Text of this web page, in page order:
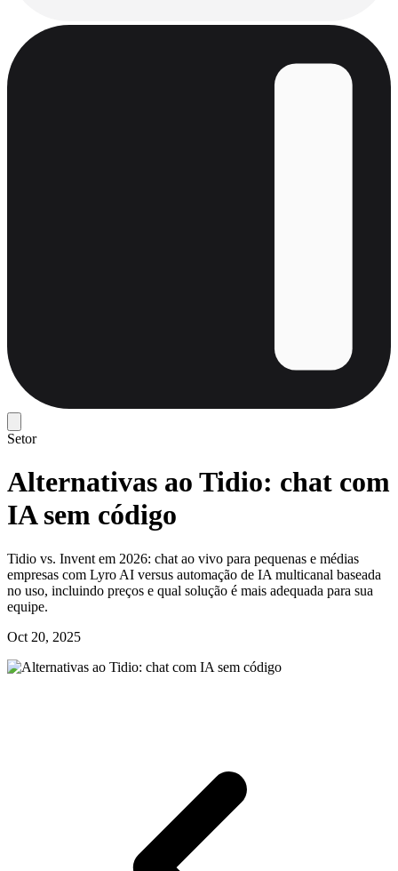
Setor
Alternativas ao Tidio: chat com
IA sem código
Tidio vs. Invent em 2026: chat ao vivo para pequenas e médias
empresas com Lyro AI versus automação de IA multicanal baseada
no uso, incluindo preços e qual solução é mais adequada para sua
equipe.
Oct 20, 2025